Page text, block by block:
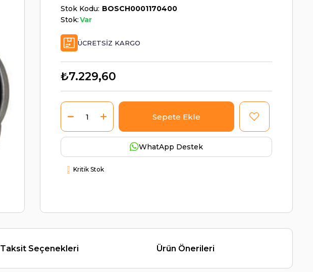
Stok Kodu BOSCH0001170400
Stok:Var
ÜCRETSIZ KARGO
₺7.229,60
WhatApp Destek
Kritik Stok
Taksit Seçenekleri Ürün Önerileri